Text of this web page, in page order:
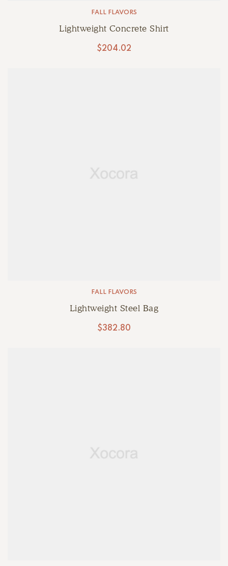
FALL FLAVORS
Lightweight Concrete Shirt
$204.02
FALL FLAVORS
Lightweight Steel Bag
$382.80